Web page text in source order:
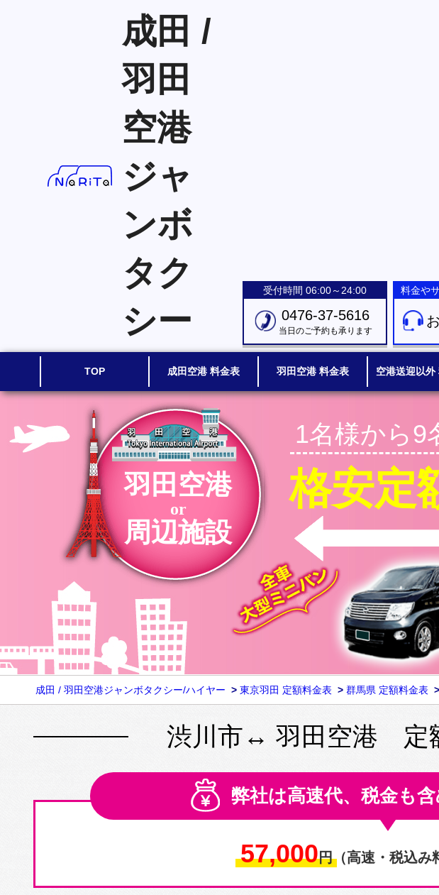
成田 /
羽田
空港
ジャ
ンボ
タク
シー
受付時間 06:00～24:00
0476-37-5616
当日のご予約も承ります
料金や
TOP 成田空港 料金表 羽田空港 料金表 空港送迎以外
羽田空港
or
周辺施設
1名様から9
格安定
成田 / 羽田空港ジャンボタクシー/ハイヤー > 東京羽田 定額料金表 > 群馬県 定額料金表 >
渋川市↔ 羽田空港 定
弊社は高速代、税金も
57,000円（高速・税込み